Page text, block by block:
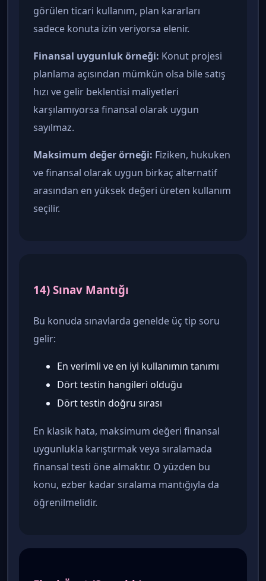
görülen ticari kullanım, plan kararları
sadece konuta izin veriyorsa elenir.
Finansal uygunluk örneği: Konut projesi
planlama açısından mümkün olsa bile satış
hızı ve gelir beklentisi maliyetleri
karşılamıyorsa finansal olarak uygun
sayılmaz.
Maksimum değer örneği: Fiziken, hukuken
ve finansal olarak uygun birkaç alternatif
arasından en yüksek değeri üreten kullanım
seçilir.
14) Sınav Mantığı
Bu konuda sınavlarda genelde üç tip soru
gelir:
En verimli ve en iyi kullanımın tanımı
Dört testin hangileri olduğu
Dört testin doğru sırası
En klasik hata, maksimum değeri finansal
uygunlukla karıştırmak veya sıralamada
finansal testi öne almaktır. O yüzden bu
konu, ezber kadar sıralama mantığıyla da
öğrenilmelidir.